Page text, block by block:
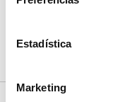
Estadística
Marketing
CONTÁCTANOS